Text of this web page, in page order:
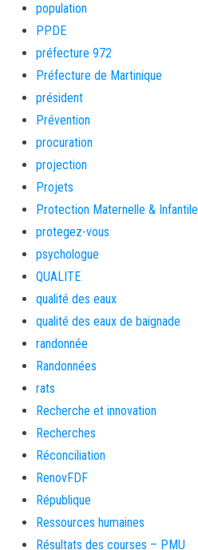
population
PPDE
préfecture 972
Préfecture de Martinique
président
Prévention
procuration
projection
Projets
Protection Maternelle & Infantile
protegez-vous
psychologue
QUALITE
qualité des eaux
qualité des eaux de baignade
randonnée
Randonnées
rats
Recherche et innovation
Recherches
Réconciliation
RenovFDF
République
Ressources humaines
Résultats des courses – PMU